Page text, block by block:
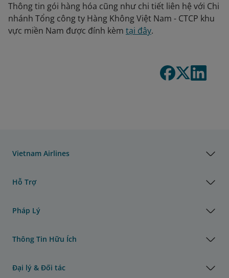
Thông tin gói hàng hóa cũng như chi tiết liên hệ với Chi
nhánh Tổng công ty Hàng Không Việt Nam - CTCP khu
vực miền Nam được đính kèm tại đây.
Vietnam Airlines
Hỗ Trợ
Pháp Lý
Thông Tin Hữu Ích
Đại lý & Đối tác